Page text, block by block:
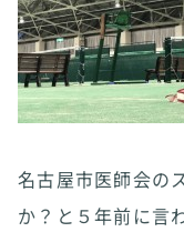
名古屋市医師会の
か？と５年前に言